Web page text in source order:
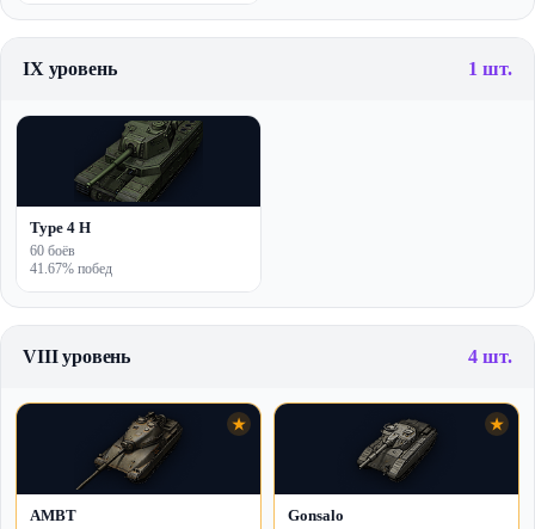
IX уровень 1 шт.
Type 4 H
60 боёв
41.67% побед
VIII уровень 4 шт.
★
AMBT
★
Gonsalo